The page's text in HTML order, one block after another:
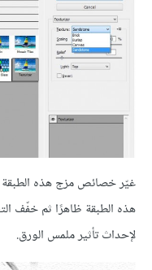
لإحداث تأثير ملمس الورق.